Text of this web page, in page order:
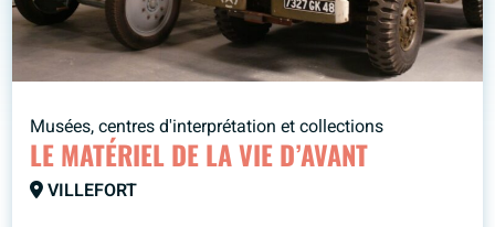
Musées, centres d'interprétation et collections
LE MATÉRIEL DE LA VIE D’AVANT
VILLEFORT